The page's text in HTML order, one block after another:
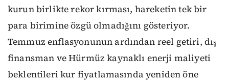
kurun birlikte rekor kırması, hareketin tek bir
para birimine özgü olmadığını gösteriyor.
Temmuz enflasyonunun ardından reel getiri, dış
finansman ve Hürmüz kaynaklı enerji maliyeti
beklentileri kur fiyatlamasında yeniden öne